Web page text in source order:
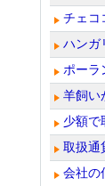
チェコ
ハンガ
ポーラ
羊飼い
少額で
取扱通
会社の